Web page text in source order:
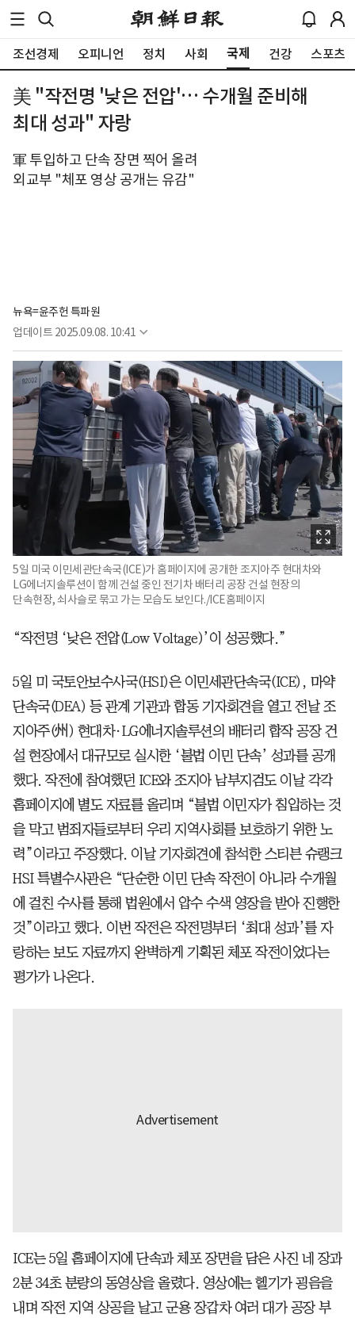
조선경제 오피니언 정치 사회 국제 건강 스포츠
美 "작전명 '낮은 전압'… 수개월 준비해
최대 성과" 자랑
軍 투입하고 단속 장면 찍어 올려
외교부 "체포 영상 공개는 유감"
뉴욕=윤주헌 특파원
업데이트 2025.09.08. 10:41
5일 미국 이민세관단속국(ICE)가 홈페이지에 공개한 조지아주 현대차와
LG에너지솔루션이 함께 건설 중인 전기차 배터리 공장 건설 현장의
단속현장, 쇠사슬로 묶고 가는 모습도 보인다./ICE홈페이지
“작전명 ‘낮은 전압(Low Voltage)’이 성공했다.”
5일 미 국토안보수사국(HSI)은 이민세관단속국(ICE), 마약
단속국(DEA) 등 관계 기관과 합동 기자회견을 열고 전날 조
지아주(州) 현대차·LG에너지솔루션의 배터리 합작 공장 건
설 현장에서 대규모로 실시한 ‘불법 이민 단속’ 성과를 공개
했다. 작전에 참여했던 ICE와 조지아 남부지검도 이날 각각
홈페이지에 별도 자료를 올리며 “불법 이민자가 침입하는 것
을 막고 범죄자들로부터 우리 지역사회를 보호하기 위한 노
력”이라고 주장했다. 이날 기자회견에 참석한 스티븐 슈랭크
HSI 특별수사관은 “단순한 이민 단속 작전이 아니라 수개월
에 걸친 수사를 통해 법원에서 압수 수색 영장을 받아 진행한
것”이라고 했다. 이번 작전은 작전명부터 ‘최대 성과’를 자
랑하는 보도 자료까지 완벽하게 기획된 체포 작전이었다는
평가가 나온다.
ICE는 5일 홈페이지에 단속과 체포 장면을 담은 사진 네 장과
2분 34초 분량의 동영상을 올렸다. 영상에는 헬기가 굉음을
내며 작전 지역 상공을 날고 군용 장갑차 여러 대가 공장 부